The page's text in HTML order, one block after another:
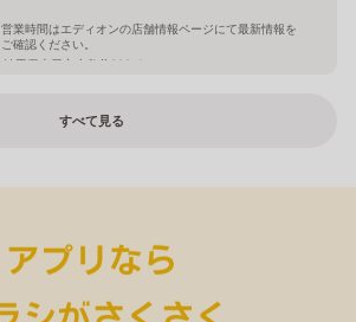
営業時間はエディオンの店舗情報ページにて最新情報を
ご確認ください。
埼玉県上尾市小敷谷809-1
すべて見る